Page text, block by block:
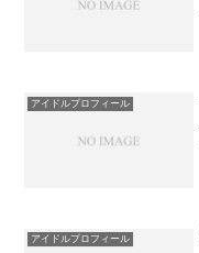
アイドルプロフィール
アイドルプロフィール